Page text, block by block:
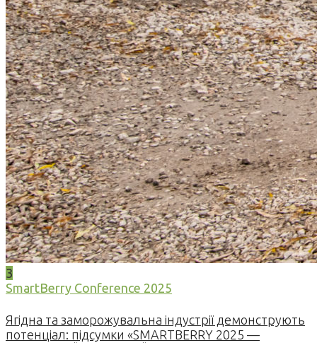
3
SmartBerry Conference 2025
Ягідна та заморожувальна індустрії демонструють
потенціал: підсумки «SMARTBERRY 2025 —